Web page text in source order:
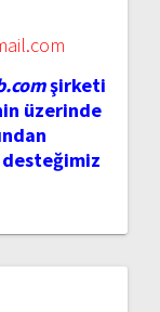
şirketi
üzerinde